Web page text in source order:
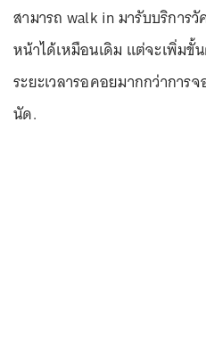
สามารถ walk in มารับบริการ
หน้าได้เหมือนเดิม แต่จะเพิ่มขั้
ระยะเวลารอคอยมากกว่าการ
นัด.